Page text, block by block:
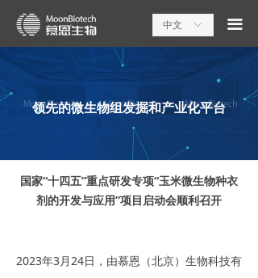
끀
ꀅ
中文
领先的微生物组发掘和产业化平台
国家“十四五”重点研发专项“玉米微生物种衣
剂的开发与应用”项目启动会顺利召开
2023年3月24日，由慕恩（北京）生物科技有